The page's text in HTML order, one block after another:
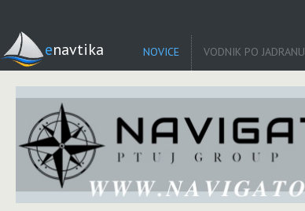
enavtika NOVICE VODNIK PO JADRANU